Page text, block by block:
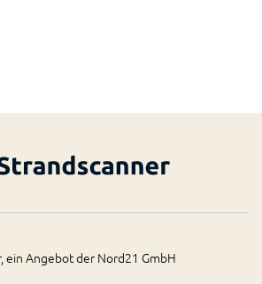
ein Angebot der Nord21 GmbH